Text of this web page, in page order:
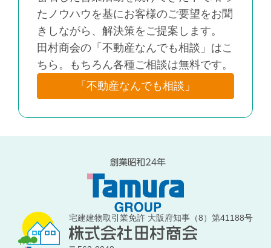
たノウハウを基にお客様のご要望をお聞
きしながら、解決策をご提案します。
田村商会の「不動産なんでも相談」はこ
ちら。もちろん各種ご相談は無料です。
「不動産なんでも相談」
宅建建物取引業免許 大阪府知事（8）第41188号